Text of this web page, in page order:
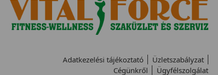
Adatkezelési tájékoztató
Üzletszabályzat
Cégünkről
Ügyfélszolgálat